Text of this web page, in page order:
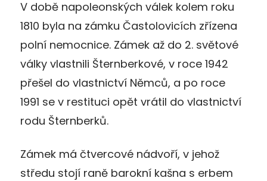
V době napoleonských válek kolem roku
1810 byla na zámku Častolovicích zřízena
polní nemocnice. Zámek až do 2. světové
války vlastnili Šternberkové, v roce 1942
přešel do vlastnictví Němců, a po roce
1991 se v restituci opět vrátil do vlastnictví
rodu Šternberků.
Zámek má čtvercové nádvoří, v jehož
středu stojí raně barokní kašna s erbem